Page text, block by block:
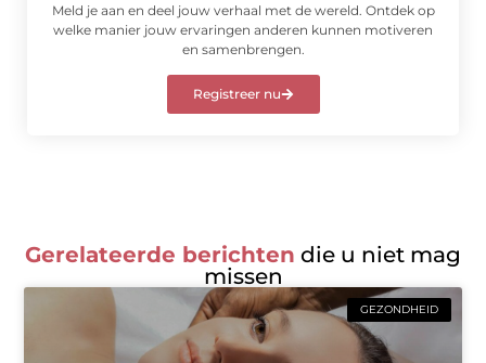
Meld je aan en deel jouw verhaal met de wereld. Ontdek op
welke manier jouw ervaringen anderen kunnen motiveren
en samenbrengen.
Registreer nu
Gerelateerde berichten die u niet mag
missen
GEZONDHEID